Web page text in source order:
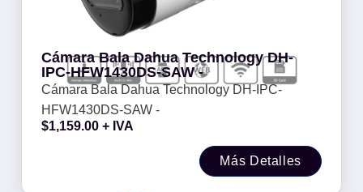
Cámara Bala Dahua Technology DH-
IPC-HFW1430DS-SAW -
Cámara Bala Dahua Technology DH-IPC-
HFW1430DS-SAW -
$1,159.00 + IVA
Más Detalles